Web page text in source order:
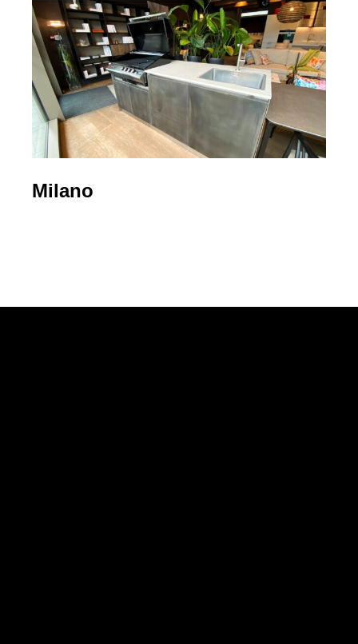
Milano